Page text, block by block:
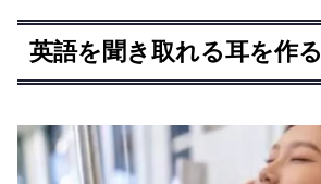
英語を聞き取れる耳を作る